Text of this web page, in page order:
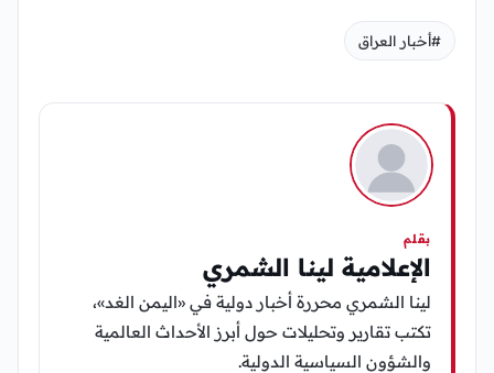
#أخبار العراق
بقلم
الإعلامية لينا الشمري
لينا الشمري محررة أخبار دولية في «اليمن الغد»،
تكتب تقارير وتحليلات حول أبرز الأحداث العالمية
والشؤون السياسية الدولية.